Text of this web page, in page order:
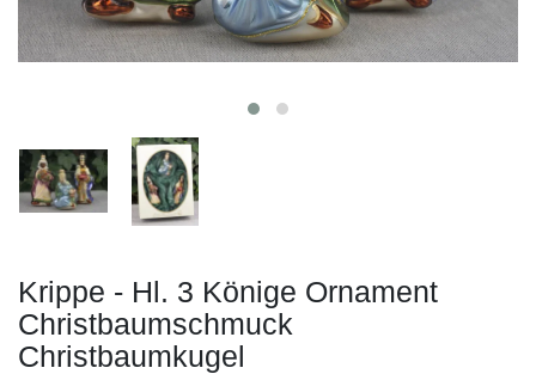
Krippe - Hl. 3 Könige Ornament
Christbaumschmuck
Christbaumkugel